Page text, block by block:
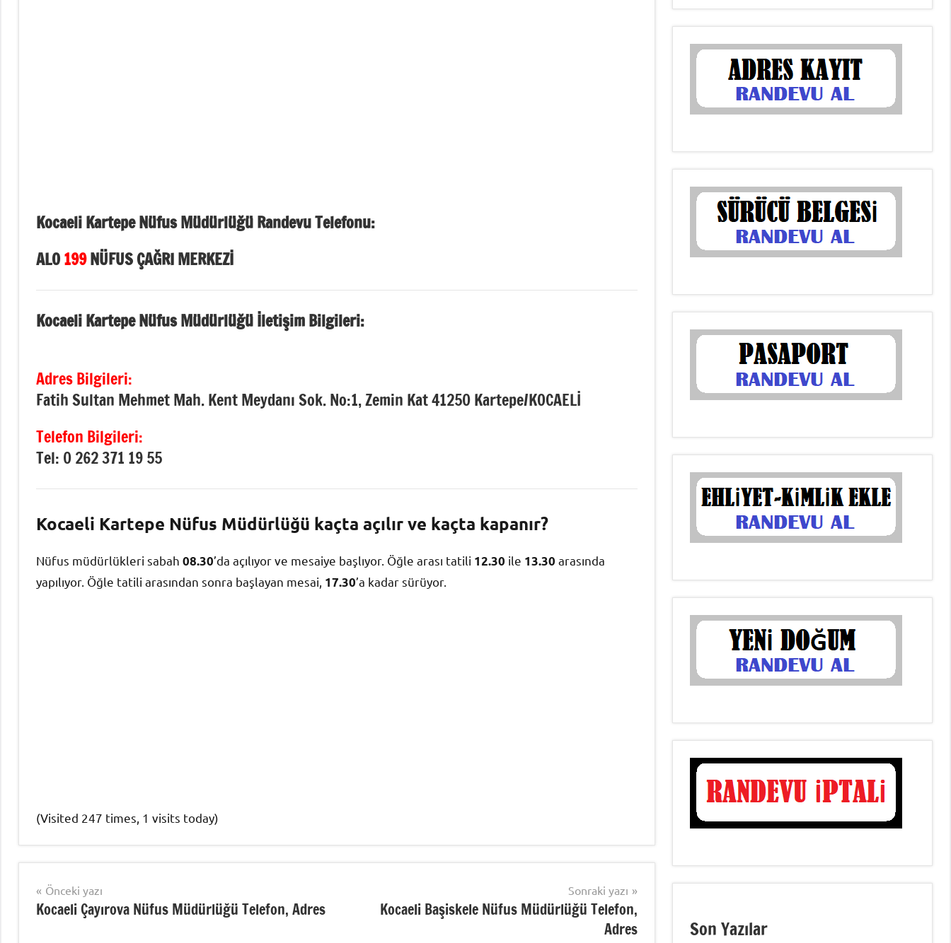
Kocaeli Kartepe Nüfus Müdürlüğü Randevu Telefonu:
ALO199NÜFUS ÇAĞRI MERKEZİ
Kocaeli Kartepe Nüfus Müdürlüğü İletişim Bilgileri:
Adres Bilgileri:
Fatih Sultan Mehmet Mah. Kent Meydanı Sok. No:1, Zemin Kat 41250 Kartepe/KOCAELİ
Telefon Bilgileri:
Tel: 0 262 371 19 55
Kocaeli Kartepe Nüfus Müdürlüğü kaçta açılır ve kaçta kapanır?
Nüfus müdürlükleri sabah 08.30’da açılıyor ve mesaiye başlıyor. Öğle arası tatili 12.30 ile 13.30 arasında
yapılıyor. Öğle tatili arasından sonra başlayan mesai, 17.30’a kadar sürüyor.
(Visited 247 times, 1 visits today)
Yazı
gezinmesi
Önceki yazı
Kocaeli Çayırova Nüfus Müdürlüğü Telefon, Adres
Sonraki yazı
Kocaeli Başiskele Nüfus Müdürlüğü Telefon,
Adres
Son Yazılar